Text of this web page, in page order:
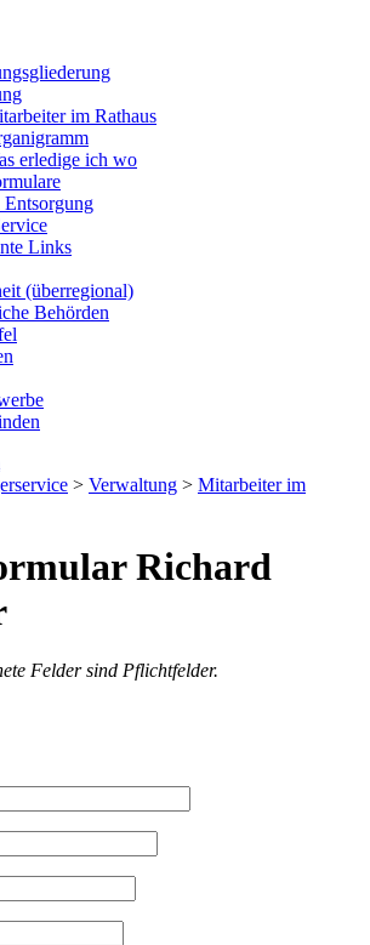
im Rathaus
erledige ich wo
Links
(überregional)
Behörden
> Verwaltung > Mitarbeiter im
Richard
Felder sind Pflichtfelder.